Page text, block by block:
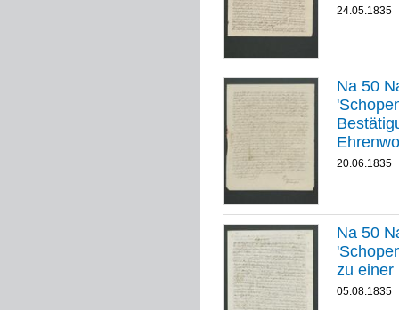
24.05.1835
Na 50
20.06.1835
Na 50
zu einer
05.08.1835